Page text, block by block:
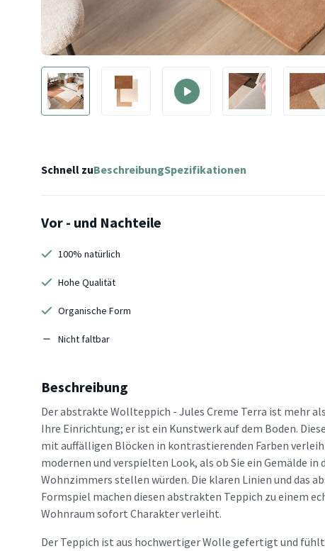
Schnell zuBeschreibungSpezifikationen
Vor - und Nachteile
100% natürlich
Hohe Qualität
Organische Form
Nicht faltbar
Beschreibung
Der abstrakte Wollteppich - Jules Creme Terra ist mehr
Ihre Einrichtung; er ist ein Kunstwerk auf dem Boden.
mit auffälligen Blöcken in kontrastierenden Farben
modernen und verspielten Look, als ob Sie ein Gemälde in
Wohnzimmers stellen würden. Die klaren Linien und das
Formspiel machen diesen abstrakten Teppich zu einem
Wohnraum sofort Charakter verleiht.
Der Teppich ist aus hochwertiger Wolle gefertigt und